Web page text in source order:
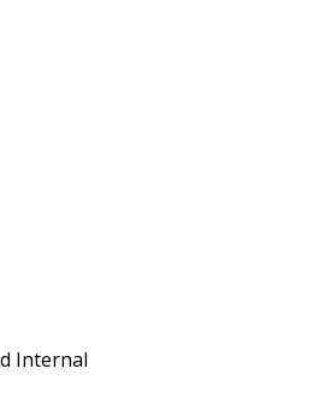
Internal